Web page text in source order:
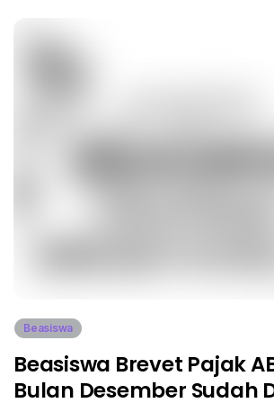
Beasiswa
Beasiswa Brevet Pajak
Bulan Desember Sudah